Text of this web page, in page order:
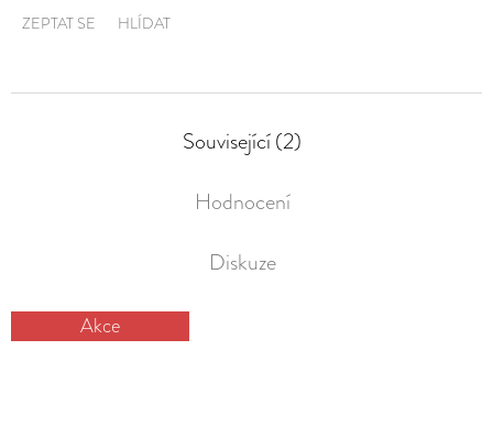
ZEPTAT SE HLÍDAT
Související (2)
Hodnocení
Diskuze
Akce